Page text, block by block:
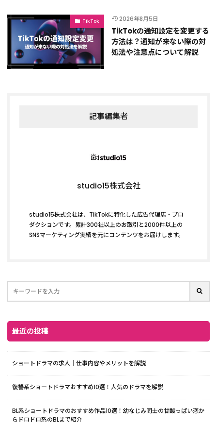
TikTok 2026年8月5日
TikTokの通知設定を変更する
方法は？通知が来ない際の対
処法や注意点について解説
記事編集者
studio15株式会社
studio15株式会社は、TikTokに特化した広告代理店・プロ
ダクションです。累計300社以上のお取引と2000件以上の
SNSマーケティング実績を元にコンテンツをお届けします。
最近の投稿
ショートドラマの求人｜仕事内容やメリットを解説
復讐系ショートドラマおすすめ10選！人気のドラマを解説
BL系ショートドラマのおすすめ作品10選！幼なじみ同士の甘酸っぱい恋か
らドロドロ系のBLまで紹介